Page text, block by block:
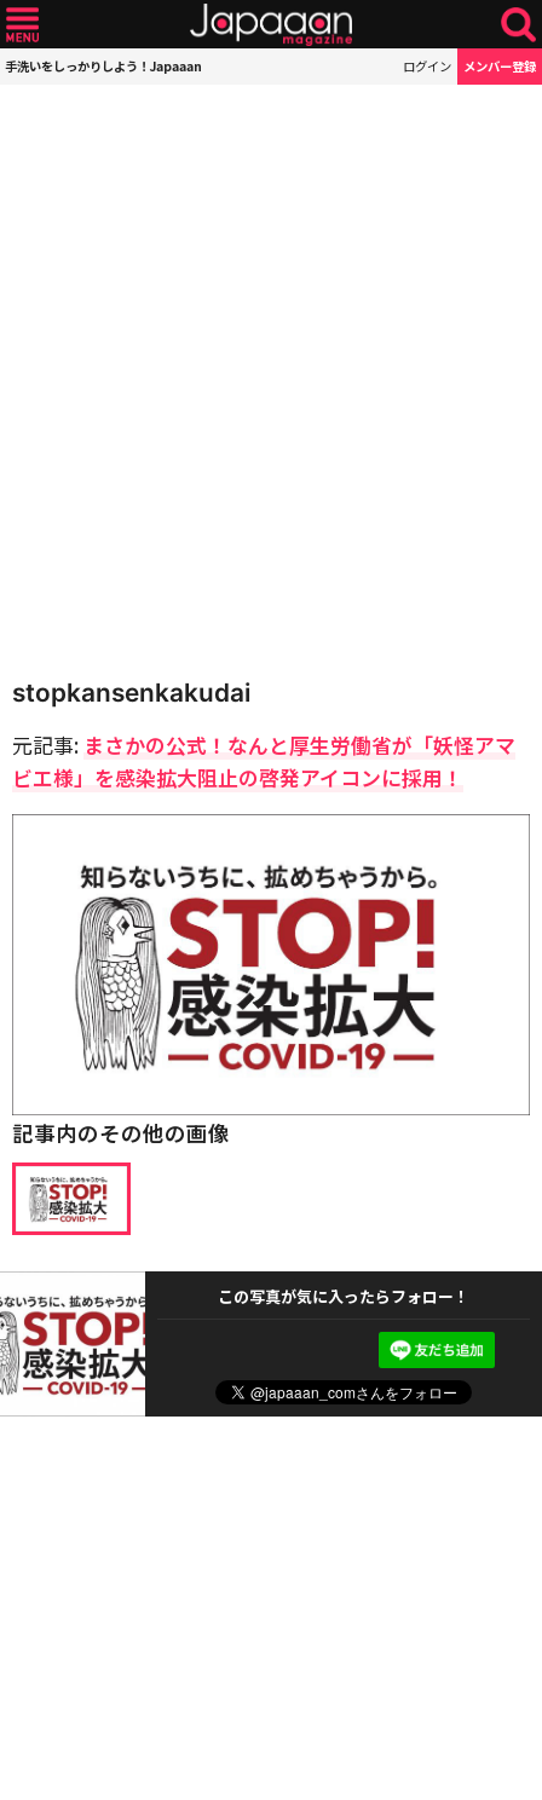
手洗いをしっかりしよう！Japaaan ログイン メンバー登録
stopkansenkakudai
元記事: まさかの公式！なんと厚生労働省が「妖怪アマ
ビエ様」を感染拡大阻止の啓発アイコンに採用！
記事内のその他の画像
この写真が気に入ったらフォロー！